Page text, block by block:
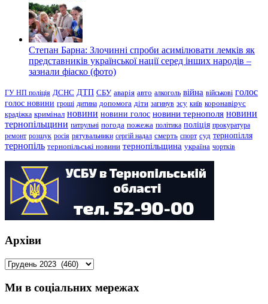
Степан Барна: Злочинні спроби асимілювати лемків як
представників української нації серед інших народів –
зазнали фіаско (фото)
ГУ НП поліція ДСНС ДТП СБУ аварія авто алкоголь війна військові голос
голос новини гроші дитина допомога діти загинув зсу київ коронавірус
крадіжка кримінал новини новини голос новини тернополя новини
тернопільщини патрульні погода пожежа політика поліція прокуратура
ремонт розшук росія рятувальники сергій надал смерть спорт суд тернопілля
тернопіль тернопільські новини тернопільщина україна чортків
Архіви
Архіви
Ми в соціальних мережах